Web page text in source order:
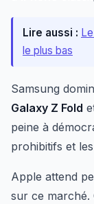
Lire aussi :
le plus bas
Samsung
Galaxy Z Fold
peine à
prohibitifs et
Apple attend
sur ce marché.